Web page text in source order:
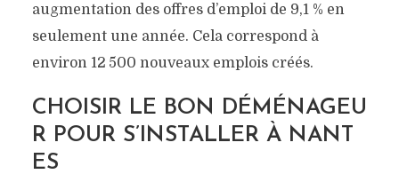
DansPréparer son projet
augmentation des offres d’emploi de 9,1 % en
seulement une année. Cela correspond à
environ 12 500 nouveaux emplois créés.
CHOISIR LE BON DÉMÉNAGEU
R POUR S’INSTALLER À NANT
ES